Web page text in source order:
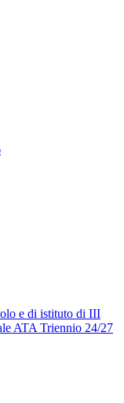
e di istituto di III
ATA Triennio 24/27